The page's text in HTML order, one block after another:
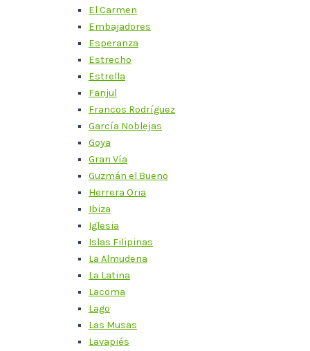
El Carmen
Embajadores
Esperanza
Estrecho
Estrella
Fanjul
Francos Rodríguez
García Noblejas
Goya
Gran Vía
Guzmán el Bueno
Herrera Oria
Ibiza
Iglesia
Islas Filipinas
La Almudena
La Latina
Lacoma
Lago
Las Musas
Lavapiés